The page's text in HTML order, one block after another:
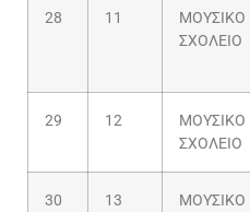
28 11
ΜΟΥΣΙΚΟ
ΣΧΟΛΕΙΟ
29 12
ΜΟΥΣΙΚΟ
ΣΧΟΛΕΙΟ
30 13
ΜΟΥΣΙΚΟ